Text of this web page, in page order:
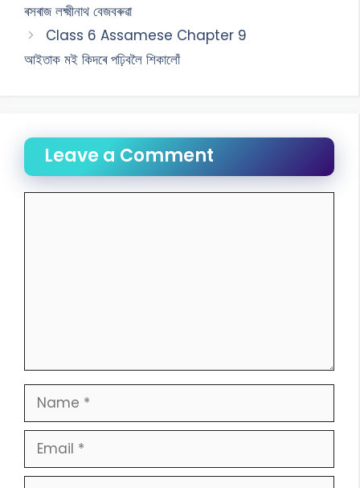
ৰসৰাজ লক্ষ্মীনাথ বেজবৰুৱা
Class 6 Assamese Chapter 9
আইতাক মই কিদৰে পঢ়িবলৈ শিকালোঁ
Leave a Comment